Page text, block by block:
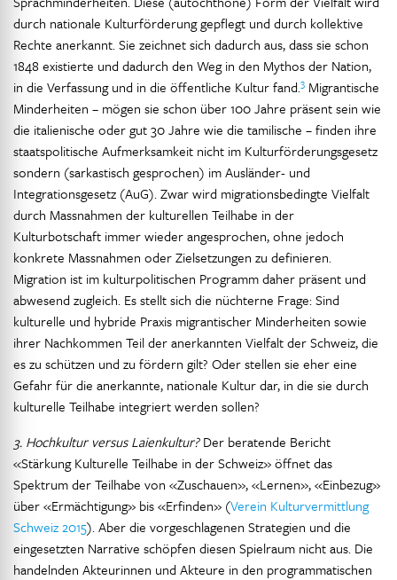
durch nationale Kulturförderung gepflegt und durch kollektive
Rechte anerkannt. Sie zeichnet sich dadurch aus, dass sie schon
1848 existierte und dadurch den Weg in den Mythos der Nation,
in die Verfassung und in die öffentliche Kultur fand.3 Migrantische
Minderheiten – mögen sie schon über 100 Jahre präsent sein wie
die italienische oder gut 30 Jahre wie die tamilische – finden ihre
staatspolitische Aufmerksamkeit nicht im Kulturförderungsgesetz
sondern (sarkastisch gesprochen) im Ausländer- und
Integrationsgesetz (AuG). Zwar wird migrationsbedingte Vielfalt
durch Massnahmen der kulturellen Teilhabe in der
Kulturbotschaft immer wieder angesprochen, ohne jedoch
konkrete Massnahmen oder Zielsetzungen zu definieren.
Migration ist im kulturpolitischen Programm daher präsent und
abwesend zugleich. Es stellt sich die nüchterne Frage: Sind
kulturelle und hybride Praxis migrantischer Minderheiten sowie
ihrer Nachkommen Teil der anerkannten Vielfalt der Schweiz, die
es zu schützen und zu fördern gilt? Oder stellen sie eher eine
Gefahr für die anerkannte, nationale Kultur dar, in die sie durch
kulturelle Teilhabe integriert werden sollen?
3. Hochkultur versus Laienkultur?Der beratende Bericht
«Stärkung Kulturelle Teilhabe in der Schweiz» öffnet das
Spektrum der Teilhabe von «Zuschauen», «Lernen», «Einbezug»
über «Ermächtigung» bis «Erfinden» (Verein Kulturvermittlung
Schweiz 2015). Aber die vorgeschlagenen Strategien und die
eingesetzten Narrative schöpfen diesen Spielraum nicht aus. Die
handelnden Akteurinnen und Akteure in den programmatischen